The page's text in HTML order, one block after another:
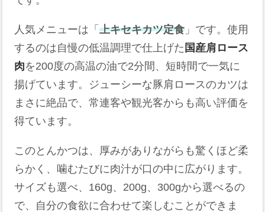
人気メニューは「上キセキカツ定食 」です。使用
するのは自慢の低温調理で仕上げた 国産肩ロース
肉を200度の高温の油で2分間、短時間で一気に
揚げています。ジューシーな豚肩ロースのカツは
まさに絶品で、常連客や観光客からも高い評価を
得ています。
このとんかつは、厚みがありながらも驚くほど柔
らかく、噛むたびに肉汁が口の中に広がります。
サイズも選べ、160g、200g、300gから選べるの
で、自分の食欲に合わせて楽しむことができま